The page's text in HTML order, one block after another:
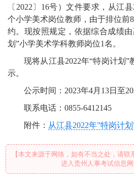
〔2022〕16号）文件要求，从江
个小学美术岗位教师，由于排位前
约。现按照规定，依据综合成绩
划”小学美术学科教师岗位1名。
现将从江县2022年“特岗计划
示。
公示时间：2023年4月13日至
联系电话：0855-6412145
附件： 从江县2022年”特岗计
【本文来源于网络，如有不当之处，请
进入贵州人事考试信息网